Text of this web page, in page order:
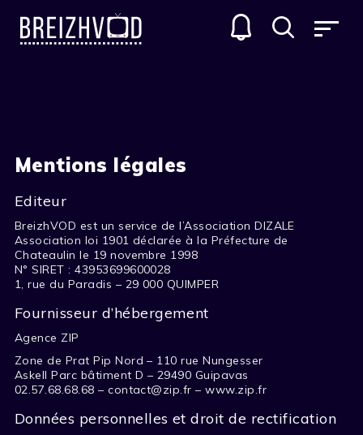
Mentions légales
Editeur
BreizhVOD est un service de l’Association DIZALE
Association loi 1901 déclarée à la Préfecture de
Chateaulin le 19 novembre 1998
N° SIRET : 43953699600028
1, rue du Paradis – 29 000 QUIMPER
Fournisseur d’hébergement
Agence ZIP
Zone de Prat Pip Nord – 110 rue Nungesser
Askell Parc bâtiment D – 29490 Guipavas
02.57.68.68.68 – contact@zip.fr – www.zip.fr
Données personnelles et droit de rectification